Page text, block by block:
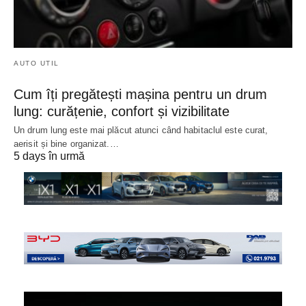
AUTO UTIL
Cum îți pregătești mașina pentru un drum
lung: curățenie, confort și vizibilitate
Un drum lung este mai plăcut atunci când habitaclul este curat,
aerisit și bine organizat.…
5 days în urmă